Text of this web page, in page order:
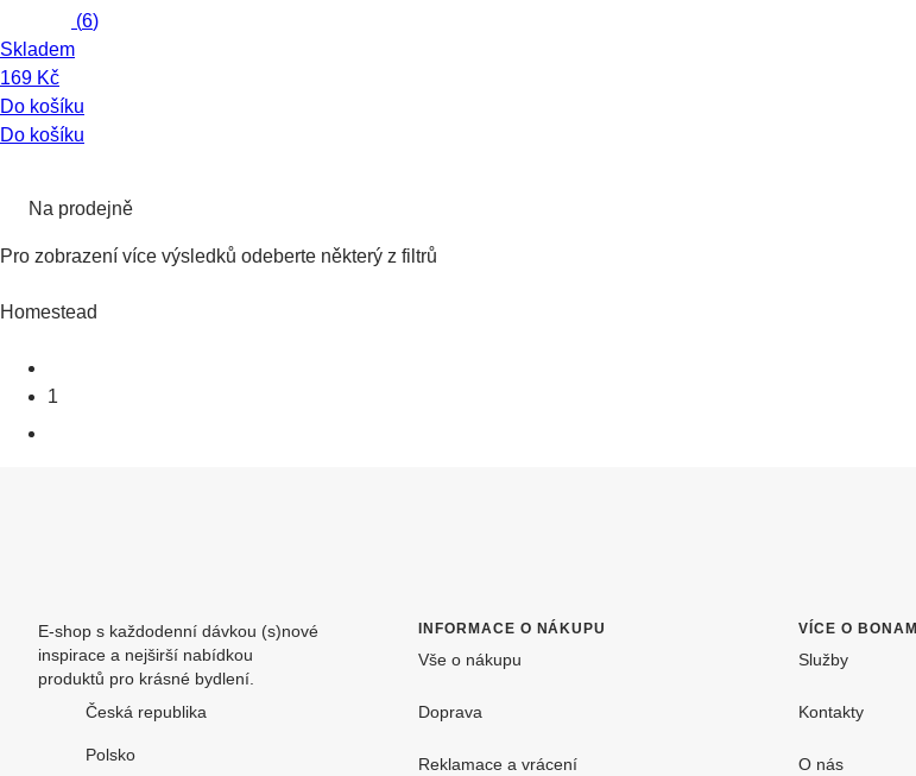
(6)
Skladem
169 Kč
Do košíku
Do košíku
Na prodejně
Pro zobrazení více výsledků odeberte některý z filtrů
Homestead
1
E-shop s každodenní dávkou (s)nové
inspirace a nejširší nabídkou
produktů pro krásné bydlení.
Česká republika
Polsko
INFORMACE O NÁKUPU
Vše o nákupu
Doprava
Reklamace a vrácení
VÍCE O BONAMI
Služby
Kontakty
O nás